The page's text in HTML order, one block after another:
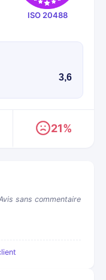
ISO 20488
3,6
21%
sans commentaire